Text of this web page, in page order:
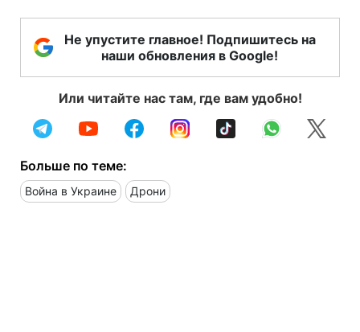
Не упустите главное! Подпишитесь на
наши обновления в Google!
Или читайте нас там, где вам удобно!
Больше по теме:
Война в Украине Дрони